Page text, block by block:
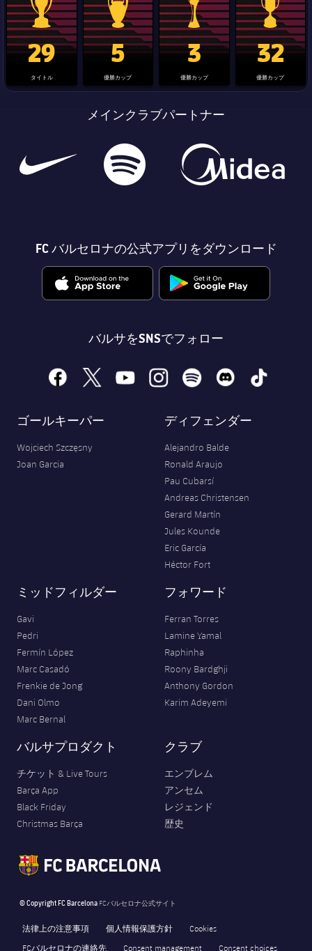
La Liga trophy
29
タイトル
Champions League trophy
5
優勝カップ
label.aria.clubworldcup
3
優勝カップ
国王杯
32
優勝カップ
メインクラブパートナー
FC バルセロナの公式アプリをダウンロード
バルサをSNSでフォロー
facebook
x youtubeinstagramspotify discord tiktok
ゴールキーパー
Wojciech Szczęsny
Joan Garcia
ディフェンダー
Alejandro Balde
Ronald Araujo
Pau Cubarsí
Andreas Christensen
Gerard Martín
Jules Kounde
Eric García
Héctor Fort
ミッドフィルダー
Gavi
Pedri
Fermín López
Marc Casadó
Frenkie de Jong
Dani Olmo
Marc Bernal
フォワード
Ferran Torres
Lamine Yamal
Raphinha
Roony Bardghji
Anthony Gordon
Karim Adeyemi
バルサプロダクト
チケット & Live Tours
Barça App
Black Friday
Christmas Barça
クラブ
エンブレム
アンセム
レジェンド
歴史
© Copyright FC Barcelona FCバルセロナ公式サイト
法律上の注意事項 個人情報保護方針
Cookies
FCバルセロナの連絡先
Consent management Consent choices